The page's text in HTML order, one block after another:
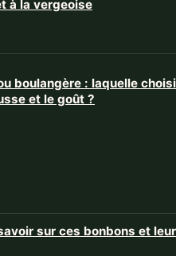
à la vergeoise
boulangère : laquelle
et le goût ?
sur ces bonbons et leur